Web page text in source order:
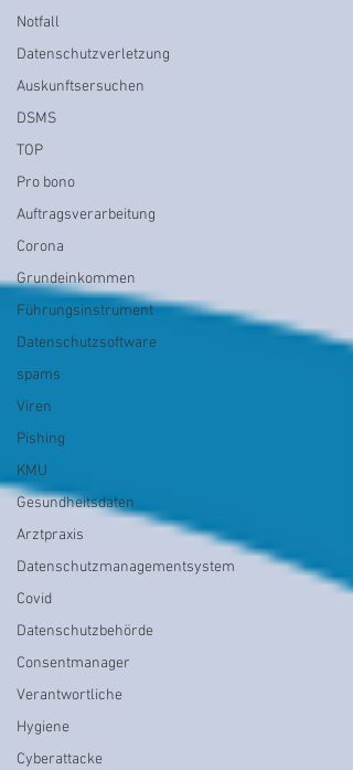
Notfall
Datenschutzverletzung
Auskunftsersuchen
DSMS
TOP
Pro bono
Auftragsverarbeitung
Corona
Grundeinkommen
Führungsinstrument
Datenschutzsoftware
spams
Viren
Pishing
KMU
Gesundheitsdaten
Arztpraxis
Datenschutzmanagementsystem
Covid
Datenschutzbehörde
Consentmanager
Verantwortliche
Hygiene
Cyberattacke